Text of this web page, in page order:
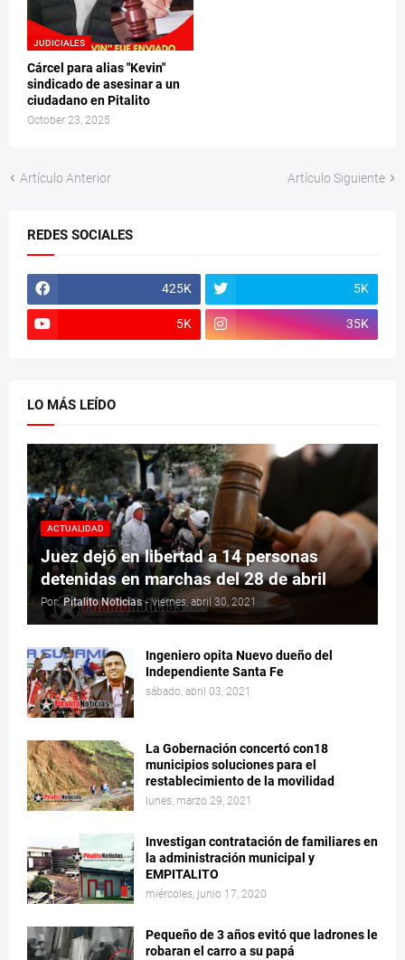
JUDICIALES
Cárcel para alias "Kevin"
sindicado de asesinar a un
ciudadano en Pitalito
October 23, 2025
Artículo Anterior Artículo Siguiente
REDES SOCIALES
425K 5K
5K 35K
LO MÁS LEÍDO
ACTUALIDAD
Juez dejó en libertad a 14 personas
detenidas en marchas del 28 de abril
Por: Pitalito Noticias - viernes, abril 30, 2021
Ingeniero opita Nuevo dueño del
Independiente Santa Fe
sábado, abril 03, 2021
La Gobernación concertó con18
municipios soluciones para el
restablecimiento de la movilidad
lunes, marzo 29, 2021
Investigan contratación de familiares en
la administración municipal y
EMPITALITO
miércoles, junio 17, 2020
Pequeño de 3 años evitó que ladrones le
robaran el carro a su papá